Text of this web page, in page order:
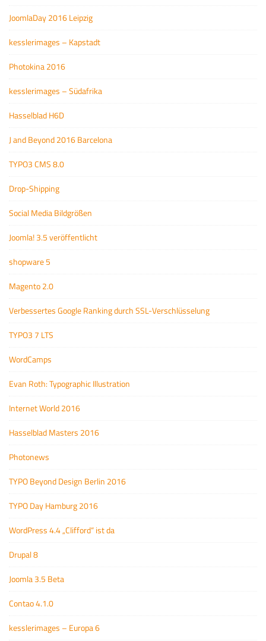
JoomlaDay 2016 Leipzig
kesslerimages – Kapstadt
Photokina 2016
kesslerimages – Südafrika
Hasselblad H6D
J and Beyond 2016 Barcelona
TYPO3 CMS 8.0
Drop-Shipping
Social Media Bildgrößen
Joomla! 3.5 veröffentlicht
shopware 5
Magento 2.0
Verbessertes Google Ranking durch SSL-Verschlüsselung
TYPO3 7 LTS
WordCamps
Evan Roth: Typographic Illustration
Internet World 2016
Hasselblad Masters 2016
Photonews
TYPO Beyond Design Berlin 2016
TYPO Day Hamburg 2016
WordPress 4.4 „Clifford“ ist da
Drupal 8
Joomla 3.5 Beta
Contao 4.1.0
kesslerimages – Europa 6